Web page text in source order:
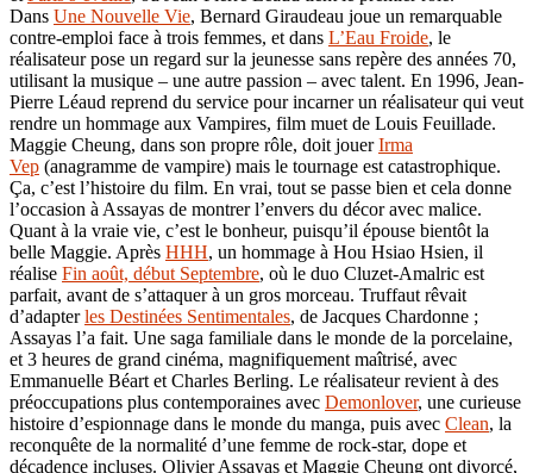
Dans Une Nouvelle Vie, Bernard Giraudeau joue un remarquable
contre-emploi face à trois femmes, et dans L’Eau Froide, le
réalisateur pose un regard sur la jeunesse sans repère des années 70,
utilisant la musique – une autre passion – avec talent. En 1996, Jean-
Pierre Léaud reprend du service pour incarner un réalisateur qui veut
rendre un hommage aux Vampires, film muet de Louis Feuillade.
Maggie Cheung, dans son propre rôle, doit jouerIrma
Vep (anagramme de vampire) mais le tournage est catastrophique.
Ça, c’est l’histoire du film. En vrai, tout se passe bien et cela donne
l’occasion à Assayas de montrer l’envers du décor avec malice.
Quant à la vraie vie, c’est le bonheur, puisqu’il épouse bientôt la
belle Maggie. Après HHH, un hommage à Hou Hsiao Hsien, il
réalise Fin août, début Septembre, où le duo Cluzet-Amalric est
parfait, avant de s’attaquer à un gros morceau. Truffaut rêvait
d’adapterles Destinées Sentimentales, de Jacques Chardonne ;
Assayas l’a fait. Une saga familiale dans le monde de la porcelaine,
et 3 heures de grand cinéma, magnifiquement maîtrisé, avec
Emmanuelle Béart et Charles Berling. Le réalisateur revient à des
préoccupations plus contemporaines avec Demonlover, une curieuse
histoire d’espionnage dans le monde du manga, puis avec Clean, la
reconquête de la normalité d’une femme de rock-star, dope et
décadence incluses. Olivier Assayas et Maggie Cheung ont divorcé,